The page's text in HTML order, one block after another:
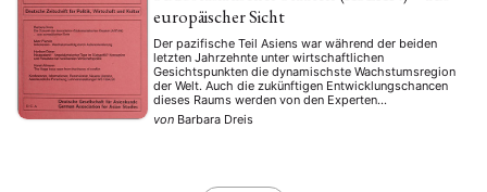
europäischer Sicht
Der pazifische Teil Asiens war während der beiden
letzten Jahrzehnte unter wirtschaftlichen
Gesichtspunkten die dynamischste Wachstumsregion
der Welt. Auch die zukünftigen Entwicklungschancen
dieses Raums werden von den Experten
überdurchschnittlich positiv eingeschätzt. Diese
Prognosen gelten nicht nur für das seit Jahren
von Barbara Dreis